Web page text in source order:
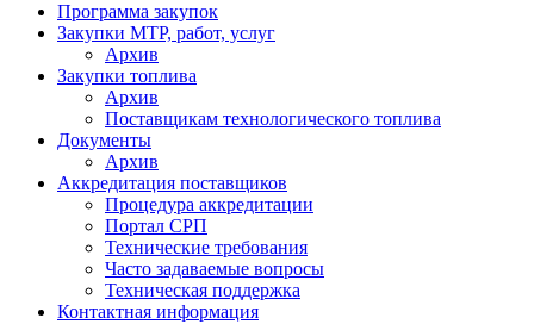
Программа закупок
Закупки МТР, работ, услуг
Архив
Закупки топлива
Архив
Поставщикам технологического топлива
Документы
Архив
Аккредитация поставщиков
Процедура аккредитации
Портал СРП
Технические требования
Часто задаваемые вопросы
Техническая поддержка
Контактная информация